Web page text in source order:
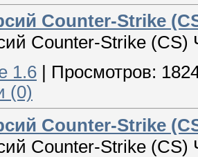
Counter-Strike
Counter-Strike (CS)
1.6
Просмотров:
(0)
Counter-Strike
Counter-Strike (CS)